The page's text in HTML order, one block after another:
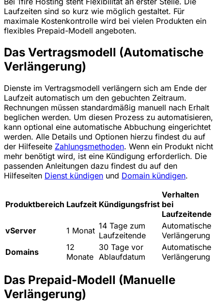
Laufzeiten sind so kurz wie möglich gestaltet. Für
maximale Kostenkontrolle wird bei vielen Produkten ein
flexibles Prepaid-Modell angeboten.
Das Vertragsmodell (Automatische
Verlängerung)
Dienste im Vertragsmodell verlängern sich am Ende der
Laufzeit automatisch um den gebuchten Zeitraum.
Rechnungen müssen standardmäßig manuell nach Erhalt
beglichen werden. Um diesen Prozess zu automatisieren,
kann optional eine automatische Abbuchung eingerichtet
werden. Alle Details und Optionen hierzu findest du auf
der Hilfeseite Zahlungsmethoden. Wenn ein Produkt nicht
mehr benötigt wird, ist eine Kündigung erforderlich. Die
passenden Anleitungen dazu findest du auf den
Hilfeseiten Dienst kündigen und Domain kündigen.
Produktbereich Laufzeit Kündigungsfrist
Verhalten
bei
Laufzeitende
vServer
1 Monat 14 Tage zum
Laufzeitende
Automatische
Verlängerung
Domains
12
Monate
30 Tage vor
Ablaufdatum
Automatische
Verlängerung
Das Prepaid-Modell (Manuelle
Verlängerung)